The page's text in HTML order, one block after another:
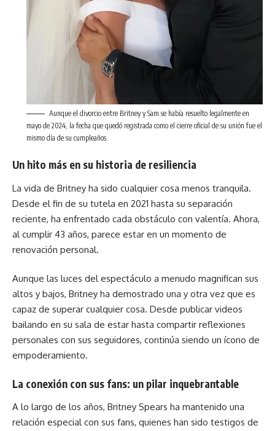
Aunque el divorcio entre Britney y Sam se había resuelto legalmente en
mayo de 2024, la fecha que quedó registrada como el cierre oficial de su unión fue el
mismo día de su cumpleaños.
Un hito más en su historia de resiliencia
La vida de Britney ha sido cualquier cosa menos tranquila.
Desde el fin de su tutela en 2021 hasta su separación
reciente, ha enfrentado cada obstáculo con valentía. Ahora,
al cumplir 43 años, parece estar en un momento de
renovación personal.
Aunque las luces del espectáculo a menudo magnifican sus
altos y bajos, Britney ha demostrado una y otra vez que es
capaz de superar cualquier cosa. Desde publicar videos
bailando en su sala de estar hasta compartir reflexiones
personales con sus seguidores, continúa siendo un ícono de
empoderamiento.
La conexión con sus fans: un pilar inquebrantable
A lo largo de los años, Britney Spears ha mantenido una
relación especial con sus fans, quienes han sido testigos de